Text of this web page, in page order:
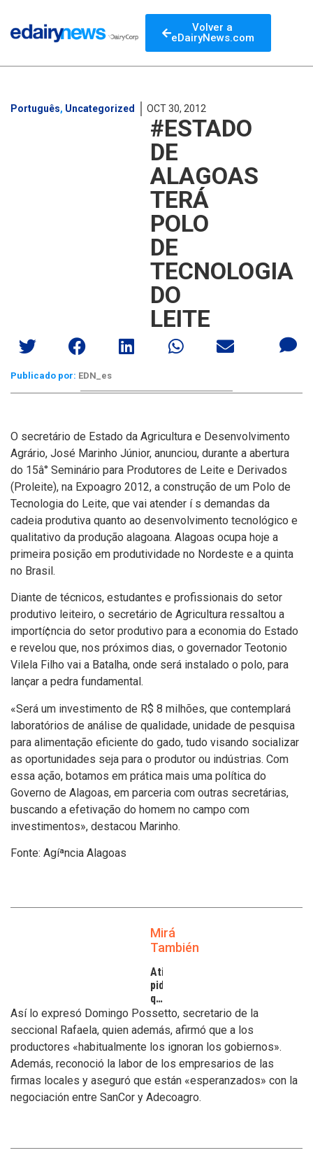
Volver a
eDairyNews.com
Português, Uncategorized OCT 30, 2012
#ESTADO
DE
ALAGOAS
TERÁ
POLO
DE
TECNOLOGIA
DO
LEITE
Publicado por: EDN_es
O secretário de Estado da Agricultura e Desenvolvimento
Agrário, José Marinho Júnior, anunciou, durante a abertura
do 15â° Seminário para Produtores de Leite e Derivados
(Proleite), na Expoagro 2012, a construção de um Polo de
Tecnologia do Leite, que vai atender í s demandas da
cadeia produtiva quanto ao desenvolvimento tecnológico e
qualitativo da produção alagoana. Alagoas ocupa hoje a
primeira posição em produtividade no Nordeste e a quinta
no Brasil.
Diante de técnicos, estudantes e profissionais do setor
produtivo leiteiro, o secretário de Agricultura ressaltou a
importí¢ncia do setor produtivo para a economia do Estado
e revelou que, nos próximos dias, o governador Teotonio
Vilela Filho vai a Batalha, onde será instalado o polo, para
lançar a pedra fundamental.
«Será um investimento de R$ 8 milhões, que contemplará
laboratórios de análise de qualidade, unidade de pesquisa
para alimentação eficiente do gado, tudo visando socializar
as oportunidades seja para o produtor ou indústrias. Com
essa ação, botamos em prática mais uma polí­tica do
Governo de Alagoas, em parceria com outras secretárias,
buscando a efetivação do homem no campo com
investimentos», destacou Marinho.
Fonte: Agíªncia Alagoas
Mirá
También
Atilra
pide
que
se
atiendan
los
inconvenientes
de
los
tamberos
Así lo expresó Domingo Possetto, secretario de la
seccional Rafaela, quien además, afirmó que a los
productores «habitualmente los ignoran los gobiernos».
Además, reconoció la labor de los empresarios de las
firmas locales y aseguró que están «esperanzados» con la
negociación entre SanCor y Adecoagro.